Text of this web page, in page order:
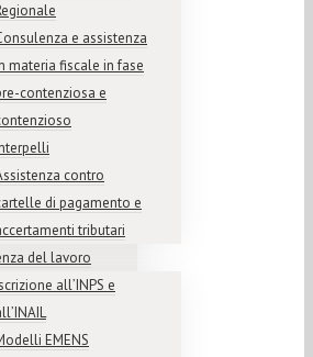
e assistenza
materia fiscale in fase
contenziosa e
contro
di pagamento e
tributari
del lavoro
all’INPS e
EMENS